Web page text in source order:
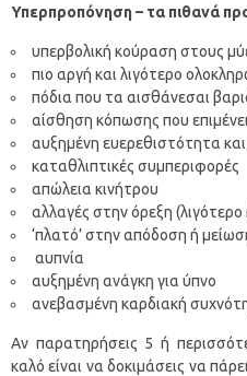
Υπερπροπόνηση – τα πιθανά
υπερβολική κούραση στους
πιο αργή και λιγότερο
πόδια που τα αισθάνεσαι
αίσθηση κόπωσης που επιμένει
αυξημένη ευερεθιστότητα
καταθλιπτικές συμπεριφορές
απώλεια κινήτρου
αλλαγές στην όρεξη
‘πλατό’ στην απόδοση ή
αυπνία
αυξημένη ανάγκη για ύπνο
ανεβασμένη καρδιακή
Αν παρατηρήσεις 5 ή
καλό είναι να δοκιμάσεις να